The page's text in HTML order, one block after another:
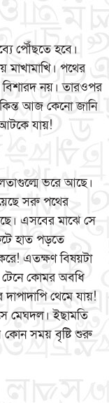
পৌঁছতে হবে।
মাখামাখি। পথের
বিশারদ নয়। তারওপর
আজ কেনো জানি
যায়!
ভরে আছে।
সরু পথের
এসবের মাঝে সে
হাত পড়তে
এতক্ষণ বিষয়টা
কোমর অবধি
থেমে যায়!
মেঘদল। ইছামতি
কোন সময় বৃষ্টি শুরু